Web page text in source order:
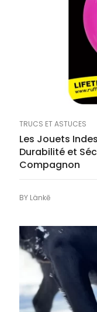
TRUCS ET ASTUCES
Les Jouets
Durabilité et
Compagnon
BY Länkē